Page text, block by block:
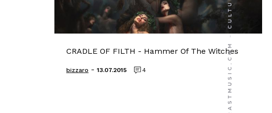
CRADLE OF FILTH - Hammer Of The Witches
bizzaro - 13.07.2015 4